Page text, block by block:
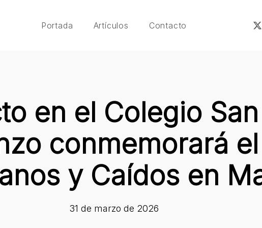
Portada Artículos Contacto
x-
en el Colegio
conmemorará
y Caídos en
31 de marzo de 2026